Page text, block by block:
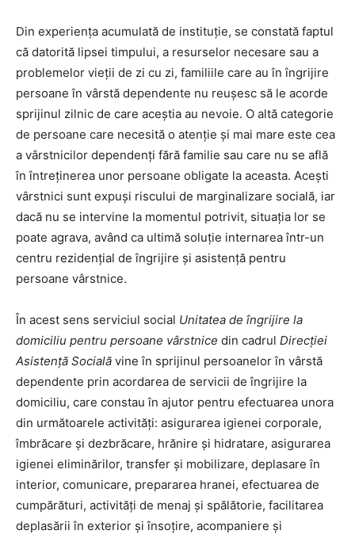
Din experiența acumulată de instituție, se constată faptul
că datorită lipsei timpului, a resurselor necesare sau a
problemelor vieții de zi cu zi, familiile care au în îngrijire
persoane în vârstă dependente nu reușesc să le acorde
sprijinul zilnic de care aceștia au nevoie. O altă categorie
de persoane care necesită o atenție și mai mare este cea
a vârstnicilor dependenți fără familie sau care nu se află
în întreținerea unor persoane obligate la aceasta. Acești
vârstnici sunt expuși riscului de marginalizare socială, iar
dacă nu se intervine la momentul potrivit, situația lor se
poate agrava, având ca ultimă soluție internarea într-un
centru rezidențial de îngrijire și asistență pentru
persoane vârstnice.
În acest sens serviciul social Unitatea de îngrijire la
domiciliu pentru persoane vârstnice din cadrul Direcției
Asistență Socială vine în sprijinul persoanelor în vârstă
dependente prin acordarea de servicii de îngrijire la
domiciliu, care constau în ajutor pentru efectuarea unora
din următoarele activități: asigurarea igienei corporale,
îmbrăcare și dezbrăcare, hrănire și hidratare, asigurarea
igienei eliminărilor, transfer și mobilizare, deplasare în
interior, comunicare, prepararea hranei, efectuarea de
cumpărături, activități de menaj și spălătorie, facilitarea
deplasării în exterior și însoțire, acompaniere și